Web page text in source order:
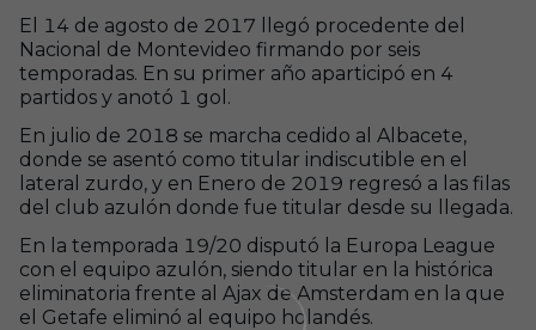
El 14 de agosto de 2017 llegó procedente del
Nacional de Montevideo firmando por seis
temporadas. En su primer año aparticipó en 4
partidos y anotó 1 gol.
En julio de 2018 se marcha cedido al Albacete,
donde se asentó como titular indiscutible en el
lateral zurdo, y en Enero de 2019 regresó a las filas
del club azulón donde fue titular desde su llegada.
En la temporada 19/20 disputó la Europa League
con el equipo azulón​, siendo titular en la histórica
eliminatoria frente al Ajax de Amsterdam en la que
el Getafe eliminó al equipo holandés.